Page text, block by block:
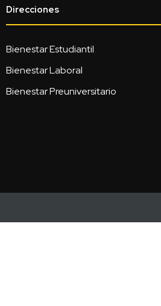
Direcciones
Bienestar Estudiantil
Bienestar Laboral
Bienestar Preuniversitario